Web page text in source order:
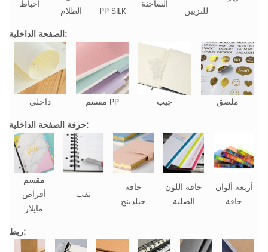
احباط
الظلام
PP SILK
الساخنة
للتزيين
الصفحة الداخلية:
داخلي مقسم PP جيب
ملصق
حرفة الصفحة الداخلية:
مقسم
أقراص
مايلار
ثقب
حافة
جيلدينج
حافة اللون
الصلبة
أربعة ألوان
حافة
ربط: